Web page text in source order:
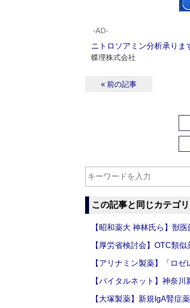
‐AD‐
ニトロソアミン分析承り
蝶理株式会社
« 前の記事
この記事と同じカテゴ
【昭和薬大 神林氏ら】獣
【厚労省検討会】OTC類
【アリナミン製薬】「ロ
【バイタルネット】神奈
【大塚製薬】新規IgA腎症